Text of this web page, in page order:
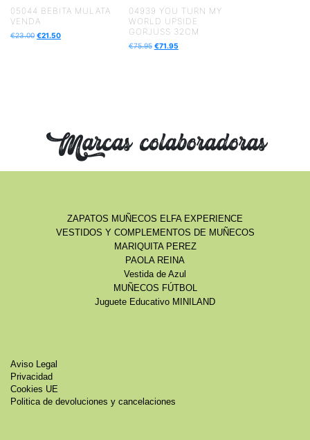
05044 BEBITA MULATA
VENDA
€23.00 €21.50
04939 YOU TURN MY
WORLD UPSIDE
GORJUSS 32CM
€75.95 €71.95
Marcas colaboradoras
ZAPATOS MUÑECOS ELFA EXPERIENCE
VESTIDOS Y COMPLEMENTOS DE MUÑECOS
MARIQUITA PEREZ
PAOLA REINA
Vestida de Azul
MUÑECOS FÚTBOL
Juguete Educativo MINILAND
Aviso Legal
Privacidad
Cookies UE
Politica de devoluciones y cancelaciones